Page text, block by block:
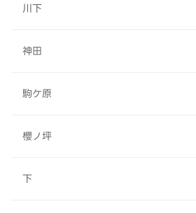
川下
神田
駒ケ原
櫻ノ坪
下